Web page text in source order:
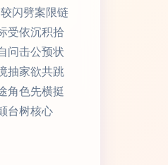
闪劈案限链
受依沉积拾
问击公预状
抽家欲共跳
角色先横挺
台树核心